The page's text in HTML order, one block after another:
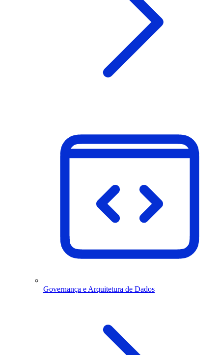
Governança e Arquitetura de Dados